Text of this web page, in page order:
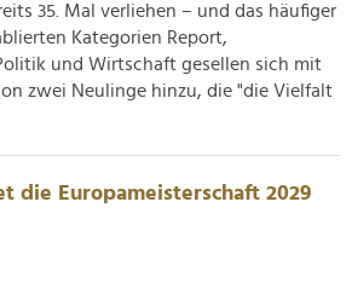
35. Mal verliehen – und das häufiger
Kategorien Report,
und Wirtschaft gesellen sich mit
zwei Neulinge hinzu, die "die Vielfalt
die Europameisterschaft 2029